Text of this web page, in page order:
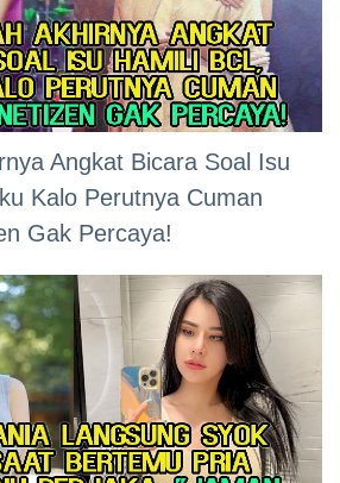
Angkat Bicara Soal Isu
Kalo Perutnya Cuman
Gak Percaya!